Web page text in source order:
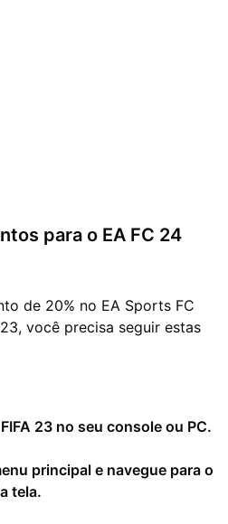
para o EA FC 24
de 20% no EA Sports FC
você precisa seguir estas
23 no seu console ou PC.
principal e navegue para o
tela.